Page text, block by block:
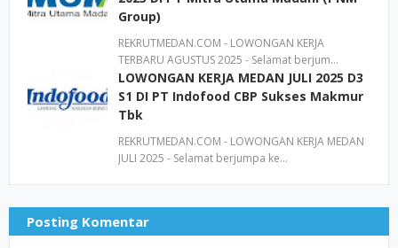
Group)
REKRUTMEDAN.COM - LOWONGAN KERJA
TERBARU AGUSTUS 2025 - Selamat berjum…
LOWONGAN KERJA MEDAN JULI 2025 D3
S1 DI PT Indofood CBP Sukses Makmur
Tbk
REKRUTMEDAN.COM - LOWONGAN KERJA MEDAN
JULI 2025 - Selamat berjumpa ke…
Posting Komentar